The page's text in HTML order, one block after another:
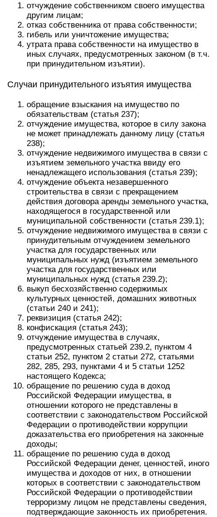
отчуждение собственником своего имущества
другим лицам;
отказ собственника от права собственности;
гибель или уничтожение имущества;
утрата права собственности на имущество в
иных случаях, предусмотренных законом (в т.ч.
при принудительном изъятии).
Случаи принудительного изъятия имущества
обращение взыскания на имущество по
обязательствам (статья 237);
отчуждение имущества, которое в силу закона
не может принадлежать данному лицу (статья
238);
отчуждение недвижимого имущества в связи с
изъятием земельного участка ввиду его
ненадлежащего использования (статья 239);
отчуждение объекта незавершенного
строительства в связи с прекращением
действия договора аренды земельного участка,
находящегося в государственной или
муниципальной собственности (статья 239.1);
отчуждение недвижимого имущества в связи с
принудительным отчуждением земельного
участка для государственных или
муниципальных нужд (изъятием земельного
участка для государственных или
муниципальных нужд (статья 239.2);
выкуп бесхозяйственно содержимых
культурных ценностей, домашних животных
(статьи 240 и 241);
реквизиция (статья 242);
конфискация (статья 243);
отчуждение имущества в случаях,
предусмотренных статьей 239.2, пунктом 4
статьи 252, пунктом 2 статьи 272, статьями
282, 285, 293, пунктами 4 и 5 статьи 1252
настоящего Кодекса;
обращение по решению суда в доход
Российской Федерации имущества, в
отношении которого не представлены в
соответствии с законодательством Российской
Федерации о противодействии коррупции
доказательства его приобретения на законные
доходы;
обращение по решению суда в доход
Российской Федерации денег, ценностей, иного
имущества и доходов от них, в отношении
которых в соответствии с законодательством
Российской Федерации о противодействии
терроризму лицом не представлены сведения,
подтверждающие законность их приобретения.